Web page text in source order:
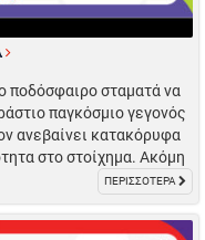
ποδόσφαιρο σταματά να
παγκόσμιο γεγονός
ανεβαίνει κατακόρυφα
στο στοίχημα. Ακόμη
ΠΕΡΙΣΣΟΤΕΡΑ